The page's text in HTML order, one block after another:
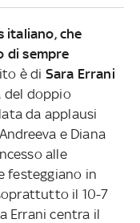
italiano, che
di sempre
è di Sara Errani
del doppio
da applausi
e Diana
alle
festeggiano in
il 10-7
Errani centra il